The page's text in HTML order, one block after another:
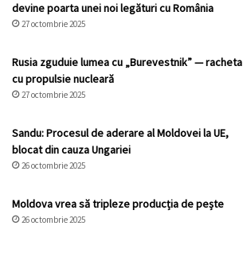
devine poarta unei noi legături cu România
27 octombrie 2025
Rusia zguduie lumea cu „Burevestnik” — racheta
cu propulsie nucleară
27 octombrie 2025
Sandu: Procesul de aderare al Moldovei la UE,
blocat din cauza Ungariei
26 octombrie 2025
Moldova vrea să tripleze producția de pește
26 octombrie 2025